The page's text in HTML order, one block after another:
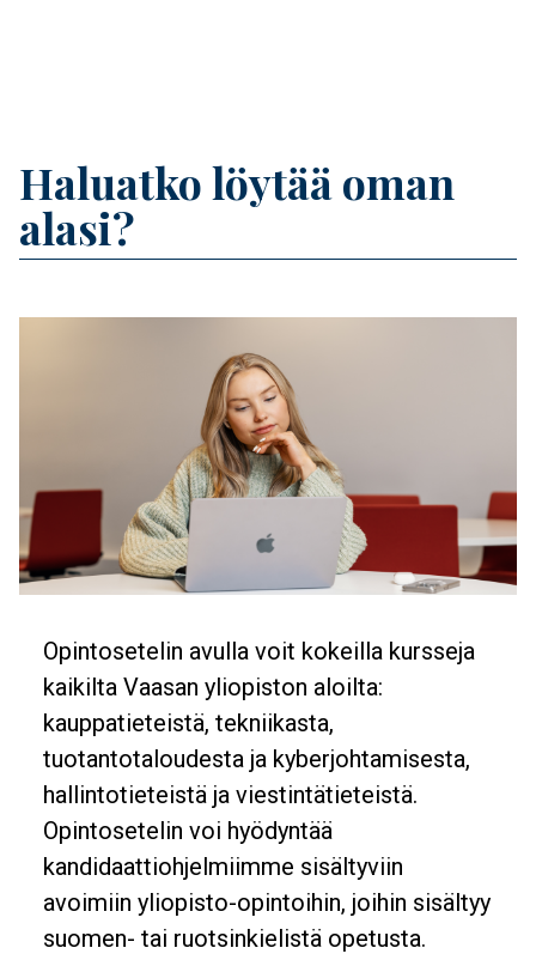
Banner
Title
Haluatko löytää oman
alasi?
Banner
Description
Opintosetelin avulla voit kokeilla kursseja
kaikilta Vaasan yliopiston aloilta:
kauppatieteistä, tekniikasta,
tuotantotaloudesta ja kyberjohtamisesta,
hallintotieteistä ja viestintätieteistä.
Opintosetelin voi hyödyntää
kandidaattiohjelmiimme sisältyviin
avoimiin yliopisto-opintoihin, joihin sisältyy
suomen- tai ruotsinkielistä opetusta.